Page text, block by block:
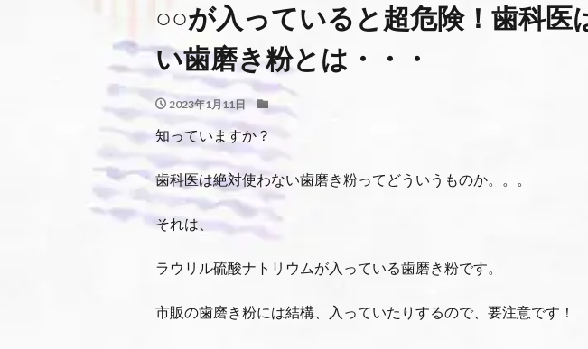
○○が入っていると超危険！歯科医
い歯磨き粉とは・・・
2023年1月11日
知っていますか？
歯科医は絶対使わない歯磨き粉ってどういうものか。。。
それは、
ラウリル硫酸ナトリウムが入っている歯磨き粉です。
市販の歯磨き粉には結構、入っていたりするので、要注意です！